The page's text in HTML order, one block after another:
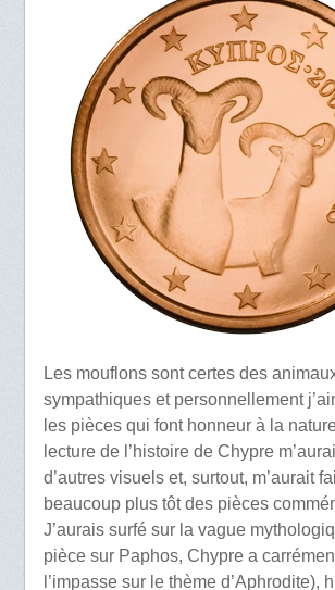
Les mouflons sont certes des
sympathiques et personnellement
les pièces qui font honneur à la
lecture de l’histoire de Chypre
d’autres visuels et, surtout, m’aurait
beaucoup plus tôt des pièces
J’aurais surfé sur la vague
pièce sur Paphos, Chypre a
l’impasse sur le thème d’Aphrodite),